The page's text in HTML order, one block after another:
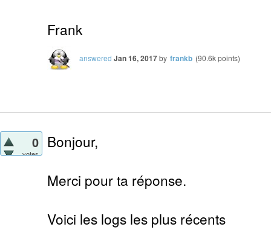
Frank
answered Jan 16, 2017by frankb (90.6kpoints)
0
votes
Bonjour,
Merci pour ta réponse.
Voici les logs les plus récents